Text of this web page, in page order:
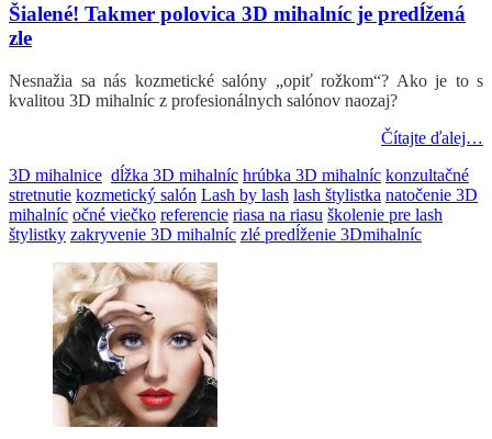
Šialené! Takmer polovica 3D mihalníc je predĺžená
zle
Nesnažia sa nás kozmetické salóny „opiť rožkom“? Ako je to s
kvalitou 3D mihalníc z profesionálnych salónov naozaj?
Čítajte ďalej…
3D mihalnice dĺžka 3D mihalníc hrúbka 3D mihalníc konzultačné
stretnutie kozmetický salón Lash by lash lash štylistka natočenie 3D
mihalníc očné viečko referencie riasa na riasu školenie pre lash
štylistky zakryvenie 3D mihalníc zlé predĺženie 3Dmihalníc